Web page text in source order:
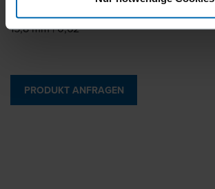
15,8 mm | 0,62"
PRODUKT ANFRAGEN